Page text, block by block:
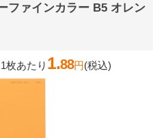
ファインカラー B5 オレン
1枚あたり 1.88円(税込)